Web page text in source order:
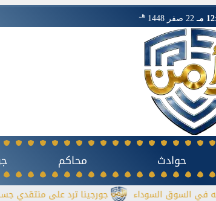
مـ 22 صفر 1448 هـ
حوادث محاكم
جورجينا ترد على منتقدي جسدها: أحب